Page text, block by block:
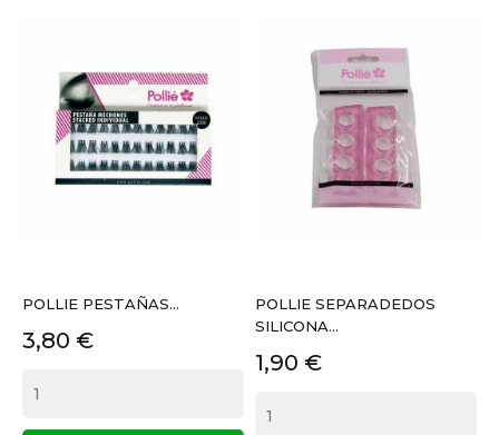
POLLIE PESTAÑAS...
Precio
3,80 €
POLLIE SEPARADEDOS
SILICONA...
Precio
1,90 €